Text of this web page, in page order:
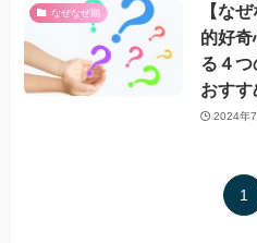
なぜなぜ期
【な
的好奇
る４つ
おす
2024年
1